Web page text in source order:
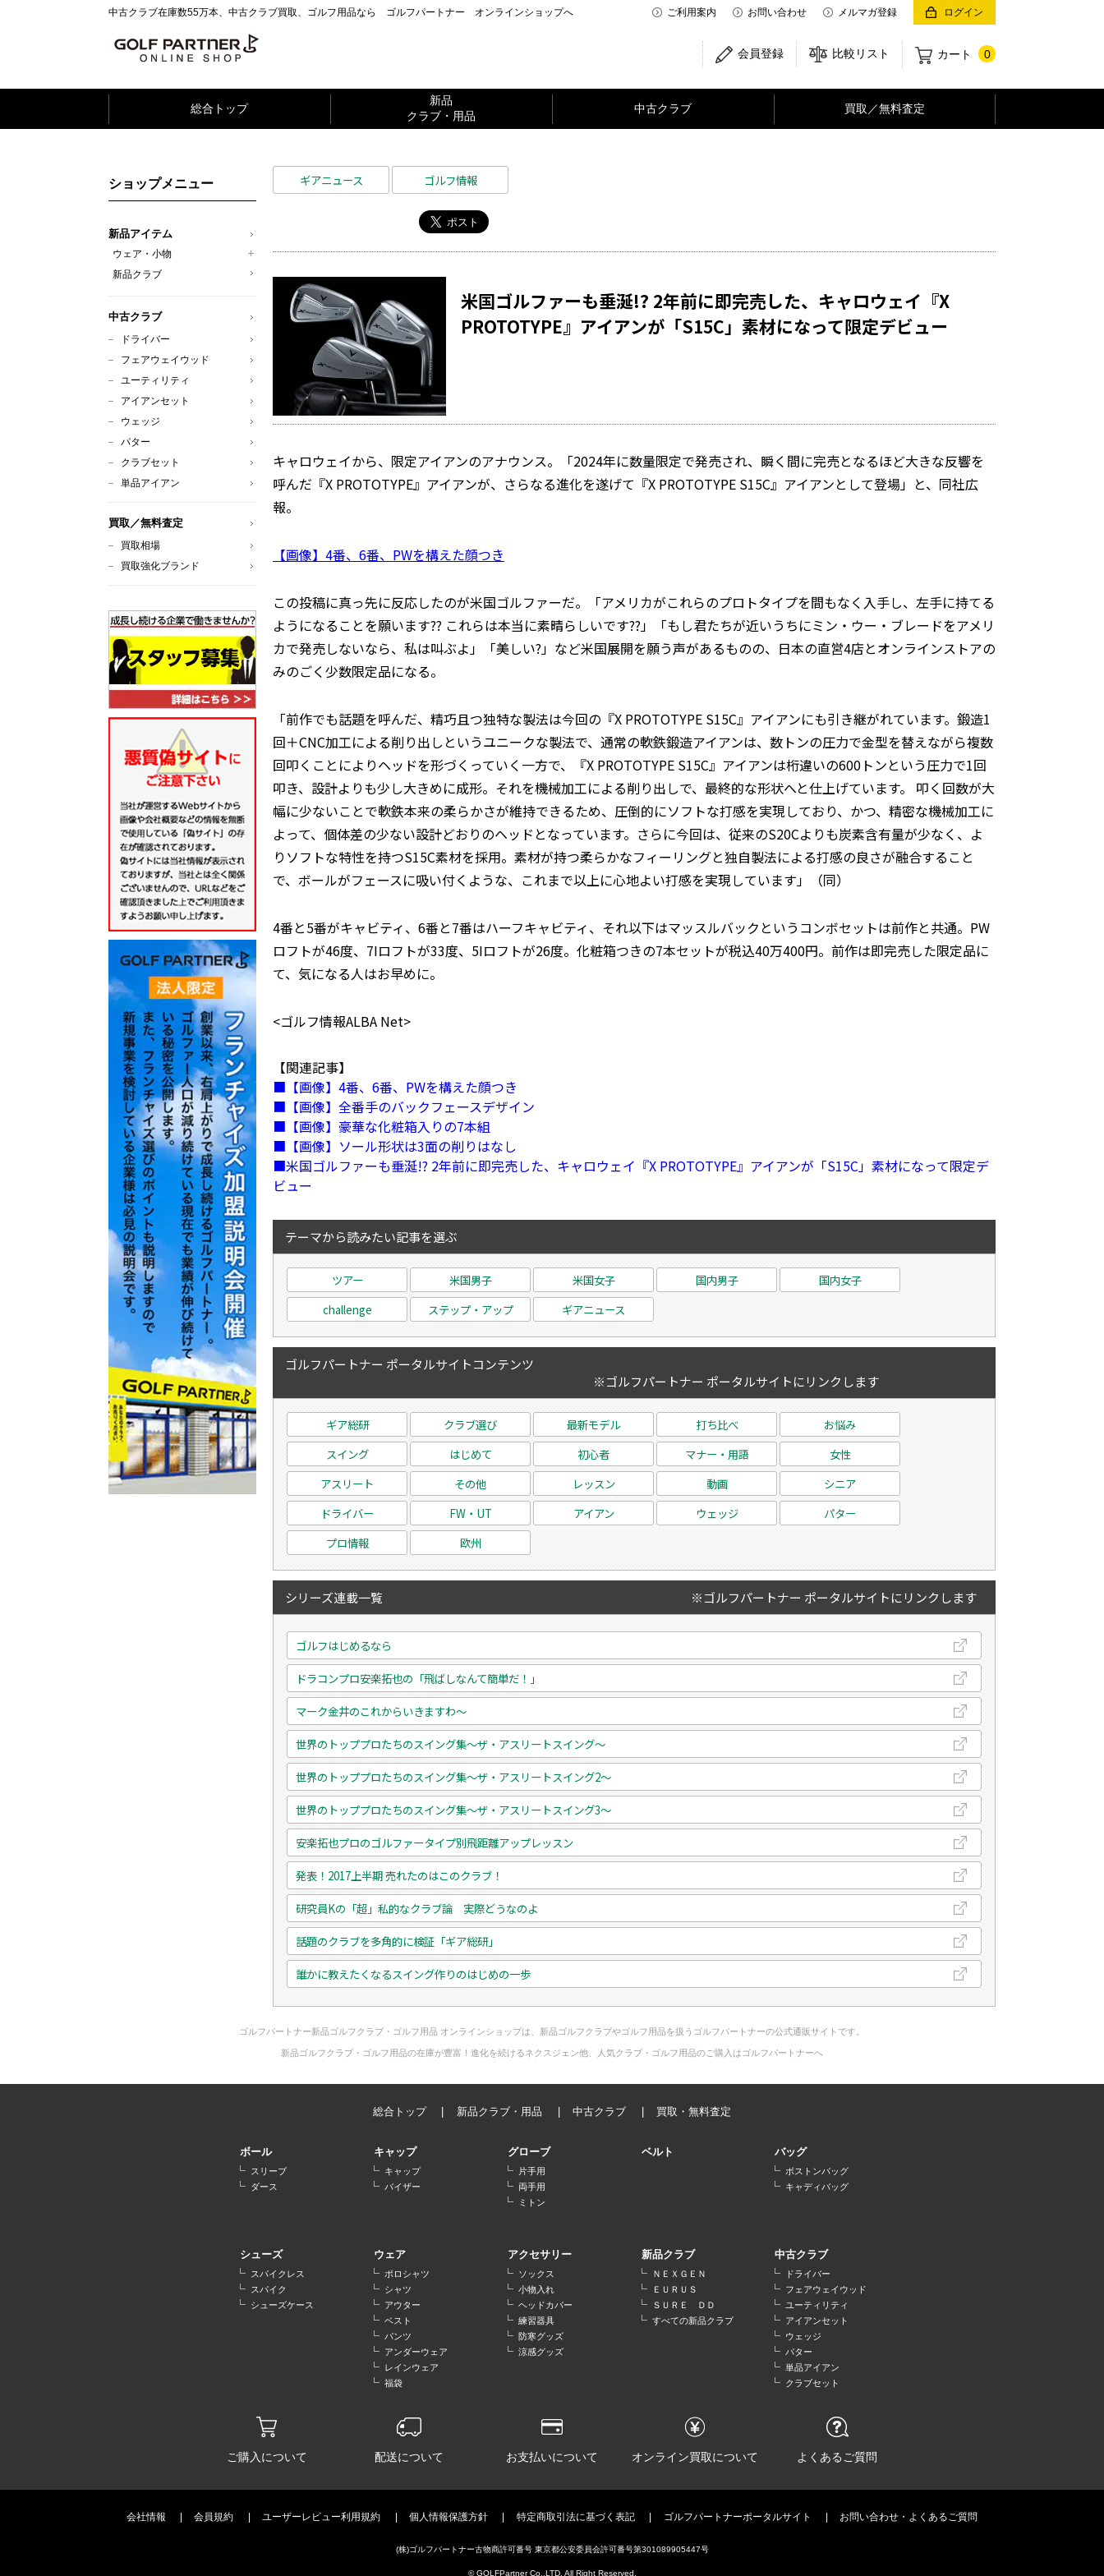
中古クラブ在庫数55万本、中古クラブ買取、ゴルフ用品なら ゴルフパートナー オンラインショップへ ご利用案内 お問い合わせ メルマガ登録 ログイン
カート 0
比較リスト
会員登録
総合トップ
新品
クラブ・用品
中古クラブ 買取／無料査定
ギアニュース ゴルフ情報
米国ゴルファーも垂涎!? 2年前に即完売した、キャロウェイ『X
PROTOTYPE』アイアンが「S15C」素材になって限定デビュー
キャロウェイから、限定アイアンのアナウンス。「2024年に数量限定で発売され、瞬く間に完売となるほど大きな反響を
呼んだ『X PROTOTYPE』アイアンが、さらなる進化を遂げて『X PROTOTYPE S15C』アイアンとして登場」と、同社広
報。
【画像】4番、6番、PWを構えた顔つき
この投稿に真っ先に反応したのが米国ゴルファーだ。「アメリカがこれらのプロトタイプを間もなく入手し、左手に持てる
ようになることを願います?? これらは本当に素晴らしいです??」「もし君たちが近いうちにミン・ウー・ブレードをアメリ
カで発売しないなら、私は叫ぶよ」「美しい?」など米国展開を願う声があるものの、日本の直営4店とオンラインストアの
みのごく少数限定品になる。
「前作でも話題を呼んだ、精巧且つ独特な製法は今回の『X PROTOTYPE S15C』アイアンにも引き継がれています。鍛造1
回＋CNC加工による削り出しというユニークな製法で、通常の軟鉄鍛造アイアンは、数トンの圧力で金型を替えながら複数
回叩くことによりヘッドを形づくっていく一方で、『X PROTOTYPE S15C』アイアンは桁違いの600トンという圧力で1回
叩き、設計よりも少し大きめに成形。それを機械加工による削り出しで、最終的な形状へと仕上げています。 叩く回数が大
幅に少ないことで軟鉄本来の柔らかさが維持できるため、圧倒的にソフトな打感を実現しており、かつ、精密な機械加工に
よって、個体差の少ない設計どおりのヘッドとなっています。さらに今回は、従来のS20Cよりも炭素含有量が少なく、よ
りソフトな特性を持つS15C素材を採用。素材が持つ柔らかなフィーリングと独自製法による打感の良さが融合すること
で、ボールがフェースに吸い付くような、これまで以上に心地よい打感を実現しています」（同）
4番と5番がキャビティ、6番と7番はハーフキャビティ、それ以下はマッスルバックというコンボセットは前作と共通。PW
ロフトが46度、7Iロフトが33度、5Iロフトが26度。化粧箱つきの7本セットが税込40万400円。前作は即完売した限定品に
て、気になる人はお早めに。
<ゴルフ情報ALBA Net>
【関連記事】
【画像】4番、6番、PWを構えた顔つき
【画像】全番手のバックフェースデザイン
【画像】豪華な化粧箱入りの7本組
【画像】ソール形状は3面の削りはなし
米国ゴルファーも垂涎!? 2年前に即完売した、キャロウェイ『X PROTOTYPE』アイアンが「S15C」素材になって限定デ
ビュー
テーマから読みたい記事を選ぶ
ツアー 米国男子 米国女子 国内男子
国内女子
challenge
ステップ・アップ ギアニュース
ゴルフパートナー ポータルサイトコンテンツ
※ゴルフパートナー ポータルサイトにリンクします
ギア総研 クラブ選び 最新モデル 打ち比べ
お悩み
スイング
はじめて 初心者 マナー・用語
女性
アスリート
その他 レッスン 動画
シニア
ドライバー
FW・UT アイアン ウェッジ
パター
プロ情報
欧州
シリーズ連載一覧 ※ゴルフパートナー ポータルサイトにリンクします
ゴルフはじめるなら
ドラコンプロ安楽拓也の「飛ばしなんて簡単だ！」
マーク金井のこれからいきますわ～
世界のトッププロたちのスイング集～ザ・アスリートスイング～
世界のトッププロたちのスイング集～ザ・アスリートスイング2～
世界のトッププロたちのスイング集～ザ・アスリートスイング3～
安楽拓也プロのゴルファータイプ別飛距離アップレッスン
発表！2017上半期 売れたのはこのクラブ！
研究員Kの「超」私的なクラブ論 実際どうなのよ
話題のクラブを多角的に検証「ギア総研」
誰かに教えたくなるスイング作りのはじめの一歩
ショップメニュー
新品アイテム
ウェア・小物
新品クラブ
中古クラブ
ドライバー
フェアウェイウッド
ユーティリティ
アイアンセット
ウェッジ
パター
クラブセット
単品アイアン
買取／無料査定
買取相場
買取強化ブランド
ゴルフパートナー新品ゴルフクラブ・ゴルフ用品 オンラインショップは、新品ゴルフクラブやゴルフ用品を扱うゴルフパートナーの公式通販サイトです。
新品ゴルフクラブ・ゴルフ用品の在庫が豊富！進化を続けるネクスジェン他、人気クラブ・ゴルフ用品のご購入はゴルフパートナーへ
総合トップ 新品クラブ・用品 中古クラブ 買取・無料査定
ボール
スリーブ
ダース
キャップ
キャップ
バイザー
グローブ
片手用
両手用
ミトン
ベルト バッグ
ボストンバッグ
キャディバッグ
シューズ
スパイクレス
スパイク
シューズケース
ウェア
ポロシャツ
シャツ
アウター
ベスト
パンツ
アンダーウェア
レインウェア
福袋
アクセサリー
ソックス
小物入れ
ヘッドカバー
練習器具
防寒グッズ
涼感グッズ
新品クラブ
ＮＥＸＧＥＮ
ＥＵＲＵＳ
ＳＵＲＥ ＤＤ
すべての新品クラブ
中古クラブ
ドライバー
フェアウェイウッド
ユーティリティ
アイアンセット
ウェッジ
パター
単品アイアン
クラブセット
ご購入について 配送について お支払いについて オンライン買取について よくあるご質問
会社情報 会員規約 ユーザーレビュー利用規約 個人情報保護方針 特定商取引法に基づく表記 ゴルフパートナーポータルサイト お問い合わせ・よくあるご質問
(株)ゴルフパートナー古物商許可番号 東京都公安委員会許可番号第301089905447号
© GOLFPartner Co.,LTD. All Right Reserved.